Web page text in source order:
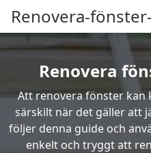
Renovera-
Renovera
Att renovera fönster kan
särskilt när det gäller att
följer denna guide och
enkelt och tryggt att